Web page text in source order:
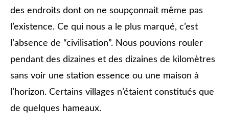
des endroits dont on ne soupçonnait même pas
l’existence. Ce qui nous a le plus marqué, c’est
l’absence de “civilisation”. Nous pouvions rouler
pendant des dizaines et des dizaines de kilomètres
sans voir une station essence ou une maison à
l’horizon. Certains villages n’étaient constitués que
de quelques hameaux.